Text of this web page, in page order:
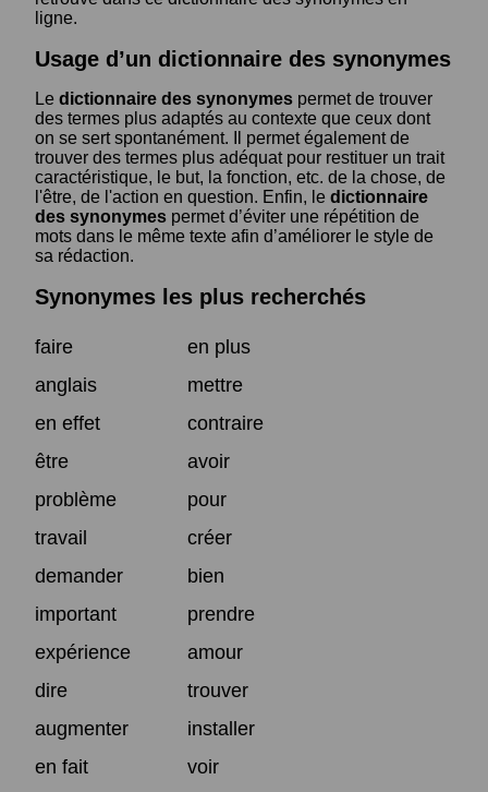
ligne.
Usage d’un dictionnaire des synonymes
Le dictionnaire des synonymes permet de trouver
des termes plus adaptés au contexte que ceux dont
on se sert spontanément. Il permet également de
trouver des termes plus adéquat pour restituer un trait
caractéristique, le but, la fonction, etc. de la chose, de
l'être, de l'action en question. Enfin, le dictionnaire
des synonymes permet d’éviter une répétition de
mots dans le même texte afin d’améliorer le style de
sa rédaction.
Synonymes les plus recherchés
faire
en plus
anglais
mettre
en effet
contraire
être
avoir
problème
pour
travail
créer
demander
bien
important
prendre
expérience
amour
dire
trouver
augmenter
installer
en fait
voir